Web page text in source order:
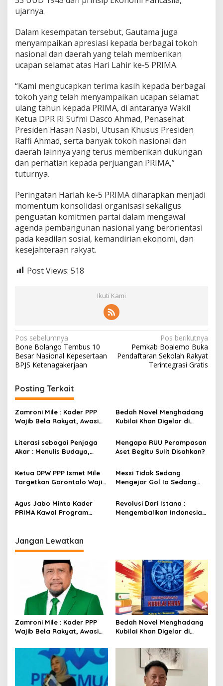
ujarnya.
Dalam kesempatan tersebut, Gautama juga
menyampaikan apresiasi kepada berbagai tokoh
nasional dan daerah yang telah memberikan
ucapan selamat atas Hari Lahir ke-5 PRIMA.
“Kami mengucapkan terima kasih kepada berbagai
tokoh yang telah menyampaikan ucapan selamat
ulang tahun kepada PRIMA, di antaranya Wakil
Ketua DPR RI Sufmi Dasco Ahmad, Penasehat
Presiden Hasan Nasbi, Utusan Khusus Presiden
Raffi Ahmad, serta banyak tokoh nasional dan
daerah lainnya yang terus memberikan dukungan
dan perhatian kepada perjuangan PRIMA,”
tuturnya.
Peringatan Harlah ke-5 PRIMA diharapkan menjadi
momentum konsolidasi organisasi sekaligus
penguatan komitmen partai dalam mengawal
agenda pembangunan nasional yang berorientasi
pada keadilan sosial, kemandirian ekonomi, dan
kesejahteraan rakyat.
Post Views: 518
Ikuti Kami
N
a
v
i
g
a
s
i
p
s
Pos sebelumnya
Bone Bolango Tembus 10
Besar Nasional Kepesertaan
BPJS Ketenagakerjaan
Pos berikutnya
Pemkab Boalemo Buka
Pendaftaran Sekolah Rakyat
Terintegrasi Gratis
Posting Terkait
Zamroni Mile : Kader PPP
Wajib Bela Rakyat, Awasi
Bedah Novel Menghadang
Kubilai Khan Digelar di
Menyelami Heroisme
Leluhur Nusantara
Literasi sebagai Penjaga
Akar : Menulis Budaya,
Mengapa RUU Perampasan
Aset Begitu Sulit Disahkan?
Ketua DPW PPP Ismet Mile
Targetkan Gorontalo Wajib
Kembali Basis Politik
Messi Tidak Sedang
Mengejar Gol Ia Sedang
Agus Jabo Minta Kader
PRIMA Kawal Program
Revolusi Dari Istana :
Mengembalikan Indonesia
Jangan Lewatkan
Zamroni Mile : Kader PPP
Wajib Bela Rakyat, Awasi
Bedah Novel Menghadang
Kubilai Khan Digelar di
Menyelami Heroisme
Leluhur Nusantara